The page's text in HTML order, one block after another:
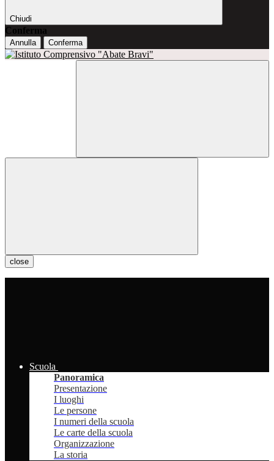
Chiudi
Conferma
Annulla Conferma
close
Scuola
Panoramica
Presentazione
I luoghi
Le persone
I numeri della scuola
Le carte della scuola
Organizzazione
La storia